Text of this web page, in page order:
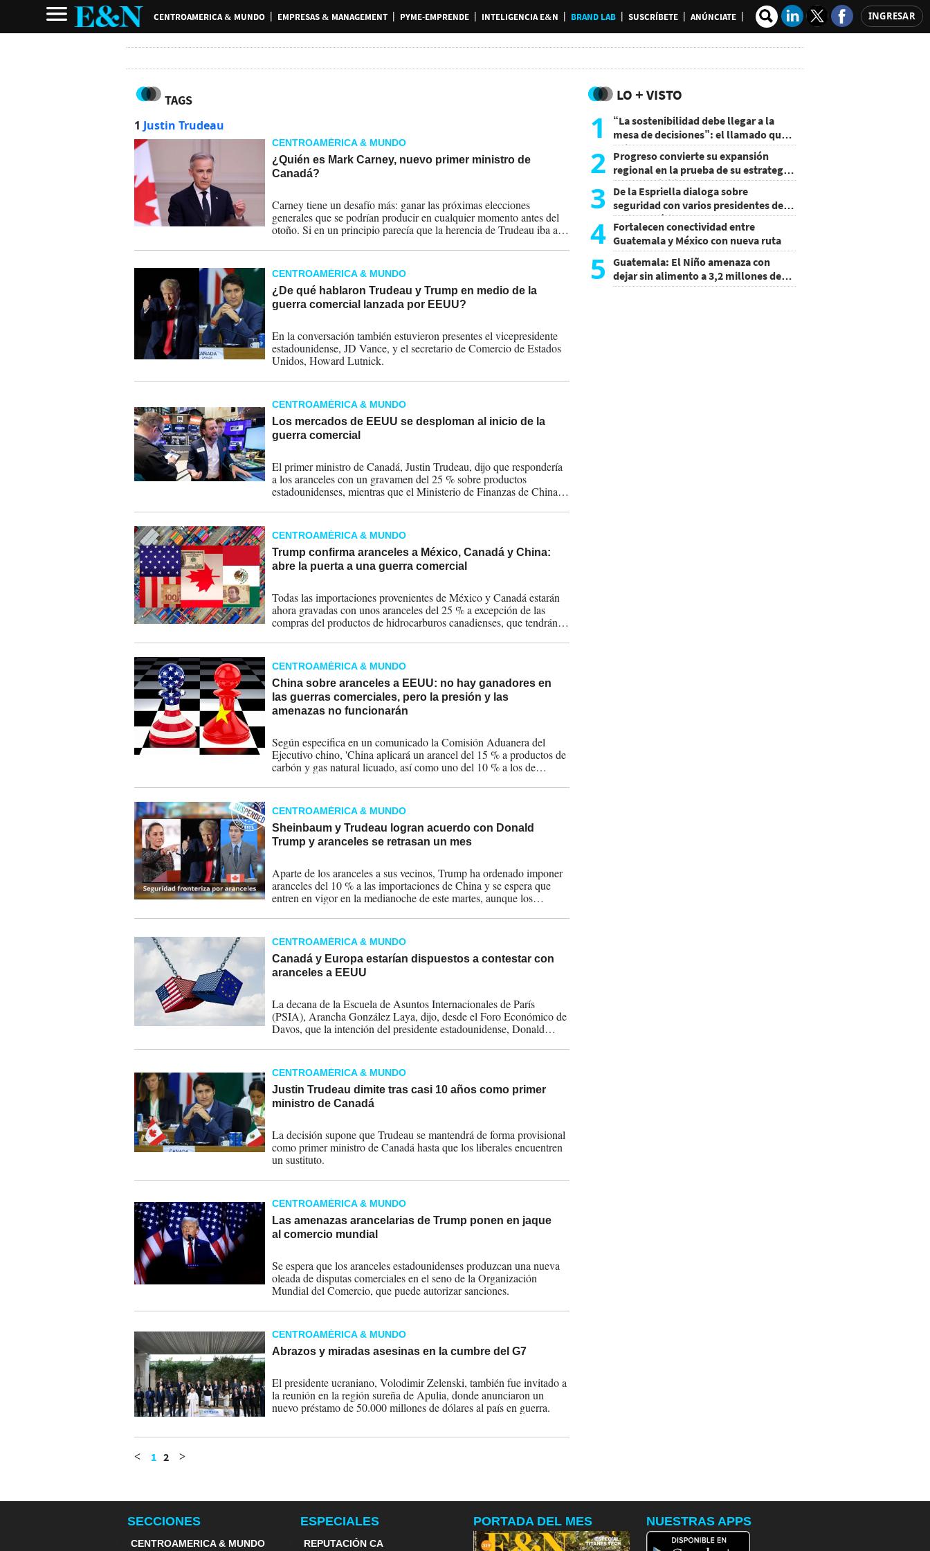
CENTROAMERICA & MUNDO EMPRESAS & MANAGEMENT PYME-EMPRENDE INTELIGENCIA E&N BRAND LAB SUSCRÍBETE ANÚNCIATE INGRESAR
TAGS
1 Justin Trudeau
CENTROAMÉRICA & MUNDO
¿Quién es Mark Carney, nuevo primer ministro de
Canadá?
Carney tiene un desafío más: ganar las próximas elecciones
generales que se podrían producir en cualquier momento antes del
otoño. Si en un principio parecía que la herencia de Trudeau iba a
recuperación del Partido Liberal en las encuestas, precisamente
gracias a los ataques de Trump, dan al nuevo primer ministro un
cierto margen de maniobra.
CENTROAMÉRICA & MUNDO
¿De qué hablaron Trudeau y Trump en medio de la
guerra comercial lanzada por EEUU?
En la conversación también estuvieron presentes el vicepresidente
estadounidense, JD Vance, y el secretario de Comercio de Estados
Unidos, Howard Lutnick.
CENTROAMÉRICA & MUNDO
Los mercados de EEUU se desploman al inicio de la
guerra comercial
El primer ministro de Canadá, Justin Trudeau, dijo que respondería
a los aranceles con un gravamen del 25 % sobre productos
estadounidenses, mientras que el Ministerio de Finanzas de China
CENTROAMÉRICA & MUNDO
Trump confirma aranceles a México, Canadá y China:
abre la puerta a una guerra comercial
Todas las importaciones provenientes de México y Canadá estarán
ahora gravadas con unos aranceles del 25 % a excepción de las
compras del productos de hidrocarburos canadienses, que tendrán
CENTROAMÉRICA & MUNDO
China sobre aranceles a EEUU: no hay ganadores en
las guerras comerciales, pero la presión y las
amenazas no funcionarán
Según especifica en un comunicado la Comisión Aduanera del
Ejecutivo chino, 'China aplicará un arancel del 15 % a productos de
carbón y gas natural licuado, así como uno del 10 % a los de
y camionetas'.
CENTROAMÉRICA & MUNDO
Sheinbaum y Trudeau logran acuerdo con Donald
Trump y aranceles se retrasan un mes
Aparte de los aranceles a sus vecinos, Trump ha ordenado imponer
aranceles del 10 % a las importaciones de China y se espera que
entren en vigor en la medianoche de este martes, aunque los
dos días y es posible que también haya una pausa.
CENTROAMÉRICA & MUNDO
Canadá y Europa estarían dispuestos a contestar con
aranceles a EEUU
La decana de la Escuela de Asuntos Internacionales de París
(PSIA), Arancha González Laya, dijo, desde el Foro Económico de
Davos, que la intención del presidente estadounidense, Donald
puede afectar negativamente a la inflación en una economía
'sobrecalentada'.
CENTROAMÉRICA & MUNDO
Justin Trudeau dimite tras casi 10 años como primer
ministro de Canadá
La decisión supone que Trudeau se mantendrá de forma provisional
como primer ministro de Canadá hasta que los liberales encuentren
un sustituto.
CENTROAMÉRICA & MUNDO
Las amenazas arancelarias de Trump ponen en jaque
al comercio mundial
Se espera que los aranceles estadounidenses produzcan una nueva
oleada de disputas comerciales en el seno de la Organización
Mundial del Comercio, que puede autorizar sanciones.
CENTROAMÉRICA & MUNDO
Abrazos y miradas asesinas en la cumbre del G7
El presidente ucraniano, Volodimir Zelenski, también fue invitado a
la reunión en la región sureña de Apulia, donde anunciaron un
nuevo préstamo de 50.000 millones de dólares al país en guerra.
< 1 2 >
LO + VISTO
1
“La sostenibilidad debe llegar a la
mesa de decisiones”: el llamado que
deja CentraRSE
2 Progreso convierte su expansión
regional en la prueba de su estrategia
de sostenibilidad
3 De la Espriella dialoga sobre
seguridad con varios presidentes de
Latinoamérica
4 Fortalecen conectividad entre
Guatemala y México con nueva ruta
5
Guatemala: El Niño amenaza con
dejar sin alimento a 3,2 millones de
personas
SECCIONES
CENTROAMERICA & MUNDO
ESPECIALES
REPUTACIÓN CA
PORTADA DEL MES NUESTRAS APPS